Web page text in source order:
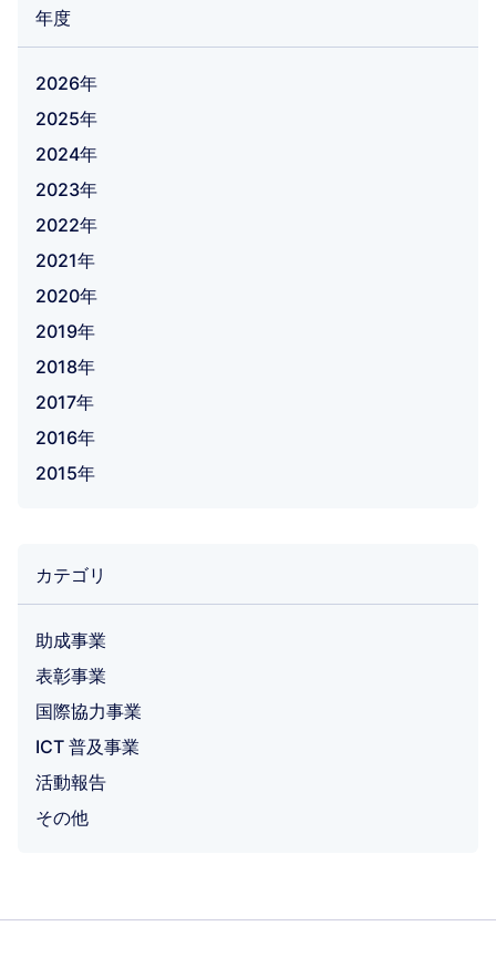
年度
2026年
2025年
2024年
2023年
2022年
2021年
2020年
2019年
2018年
2017年
2016年
2015年
カテゴリ
助成事業
表彰事業
国際協力事業
ICT 普及事業
活動報告
その他